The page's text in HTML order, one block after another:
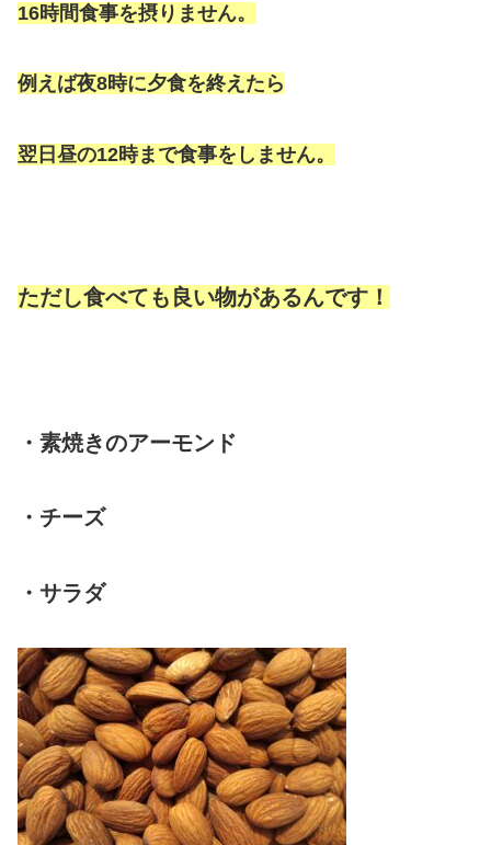
16時間食事を摂りません。
例えば夜8時に夕食を終えたら
翌日昼の12時まで食事をしません。
ただし食べても良い物があるんです！
・素焼きのアーモンド
・チーズ
・サラダ